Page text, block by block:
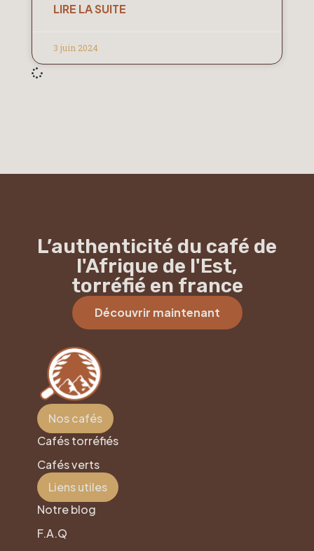
LIRE LA SUITE
3 juin 2024
L’authenticité du café de
l'Afrique de l'Est,
torréfié en france
Découvrir maintenant
Nos cafés
Cafés torréfiés
Cafés verts
Liens utiles
Notre blog
F.A.Q